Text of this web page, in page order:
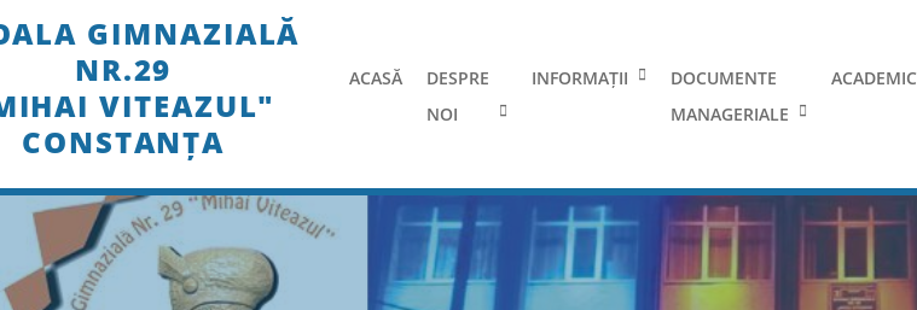
to
GIMNAZIALĂ
NR.29
VITEAZUL"
CONSTANȚA
ACASĂ
DESPRE
NOI
INFORMAȚII
DOCUMENTE
MANAGERIALE
ACADEMIC